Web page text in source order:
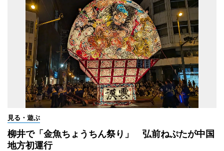
見る・遊ぶ
柳井で「金魚ちょうちん祭り」 弘前ねぷたが中国
地方初運行